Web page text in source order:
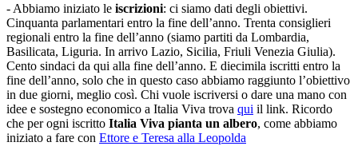
- Abbiamo iniziato le iscrizioni: ci siamo dati degli obiettivi.
Cinquanta parlamentari entro la fine dell’anno. Trenta consiglieri
regionali entro la fine dell’anno (siamo partiti da Lombardia,
Basilicata, Liguria. In arrivo Lazio, Sicilia, Friuli Venezia Giulia).
Cento sindaci da qui alla fine dell’anno. E diecimila iscritti entro la
fine dell’anno, solo che in questo caso abbiamo raggiunto l’obiettivo
in due giorni, meglio così. Chi vuole iscriversi o dare una mano con
idee e sostegno economico a Italia Viva trova qui il link. Ricordo
che per ogni iscritto Italia Viva pianta un albero, come abbiamo
iniziato a fare con Ettore e Teresa alla Leopolda